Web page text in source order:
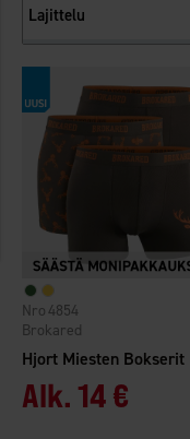
Lajittelu
Hjort Miesten Bokserit
Brokared
4854
Alk. 14 €